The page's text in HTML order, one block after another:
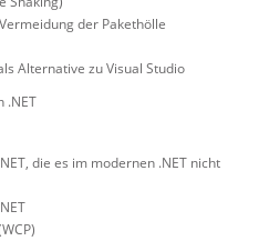
der Pakethölle
Alternative zu Visual Studio
.NET
die es im modernen .NET nicht